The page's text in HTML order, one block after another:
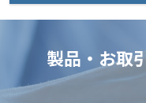
製品・お取